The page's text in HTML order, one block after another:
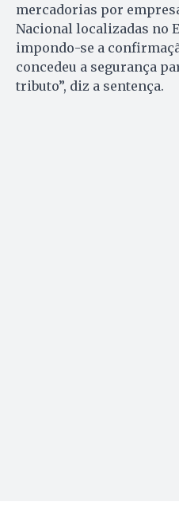
mercadorias por
Nacional localizadas no
impondo-se a
concedeu a segurança
tributo”, diz a sentença.